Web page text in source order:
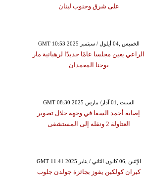
على شرق وجنوب لبنان
GMT 10:53 2025 الخميس ,04 أيلول / سبتمبر
الراعي يعين مجلسا عامًا جديدًا لرهبانية مار
يوحنا المعمدان
GMT 08:30 2025 السبت ,01 آذار/ مارس
إصابة أحمد السقا في وجهه خلال تصوير
العتاولة 2 ونقله إلى المستشفى
GMT 11:41 2025 الإثنين ,06 كانون الثاني / يناير
كيران كولكين يفوز بجائزة جولدن جلوب